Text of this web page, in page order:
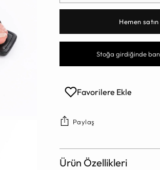
Hemen satın
Stoğa girdiğinde
Favorilere Ekle
Paylaş
Ürün Özellikleri